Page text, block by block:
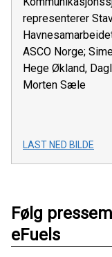
representerer
ASCO Norge;
Hege Økland,
Morten Sæle
LAST NED BILDE
Følg
eFuels